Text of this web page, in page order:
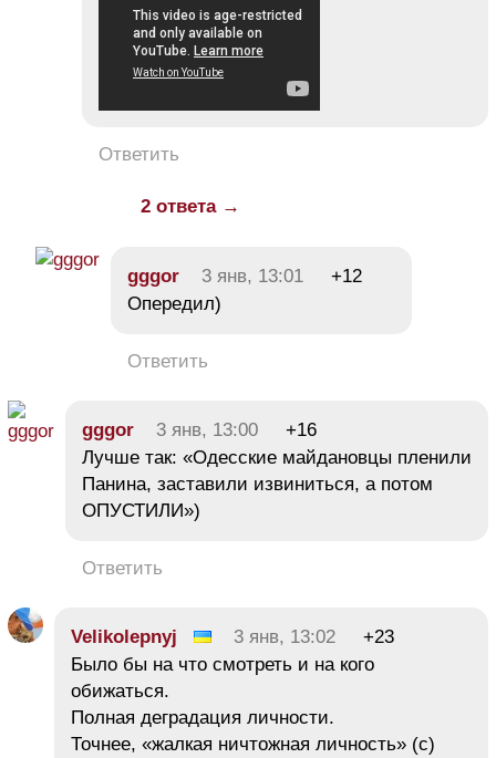
Ответить
2 ответа →
gggor 3 янв, 13:01
+12
Опередил)
Ответить
gggor 3 янв, 13:00
+16
Лучше так: «Одесские майдановцы пленили
Панина, заставили извиниться, а потом
ОПУСТИЛИ»)
Ответить
Velikolepnyj 3 янв, 13:02
+23
Было бы на что смотреть и на кого
обижаться.
Полная деградация личности.
Точнее, «жалкая ничтожная личность» (с)